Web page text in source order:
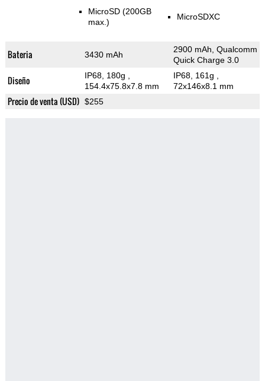
MicroSD (200GB
max.)
MicroSDXC
Bateria 3430 mAh
2900 mAh, Qualcomm
Quick Charge 3.0
Diseño IP68, 180g
154.4x75.8x7.8 mm
IP68, 161g
72x146x8.1 mm
Precio de venta (USD) $255